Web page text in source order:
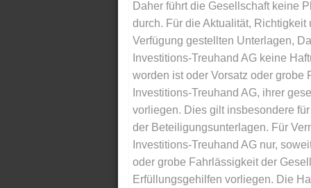
Daher führt die Gesellschaft keine
durch. Für die Aktualität,
Verfügung gestellten Unterlagen,
Investitions-Treuhand AG keine
worden ist oder Vorsatz oder
Investitions-Treuhand AG, ihrer
vorliegen. Dies gilt insbesondere
der Beteiligungsunterlagen. Für
Investitions-Treuhand AG nur,
oder grobe Fahrlässigkeit der
Erfüllungsgehilfen vorliegen. Die